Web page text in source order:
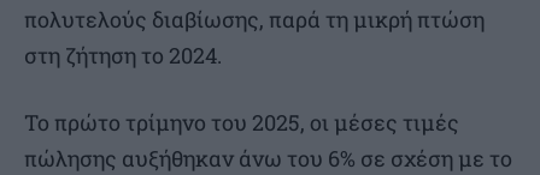
πολυτελούς διαβίωσης, παρά τη μικρή πτώση
στη ζήτηση το 2024.
Το πρώτο τρίμηνο του 2025, οι μέσες τιμές
πώλησης αυξήθηκαν άνω του 6% σε σχέση με το